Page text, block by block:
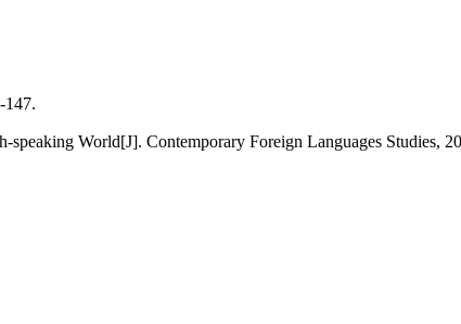
World[J]. Contemporary Foreign Languages Studies,